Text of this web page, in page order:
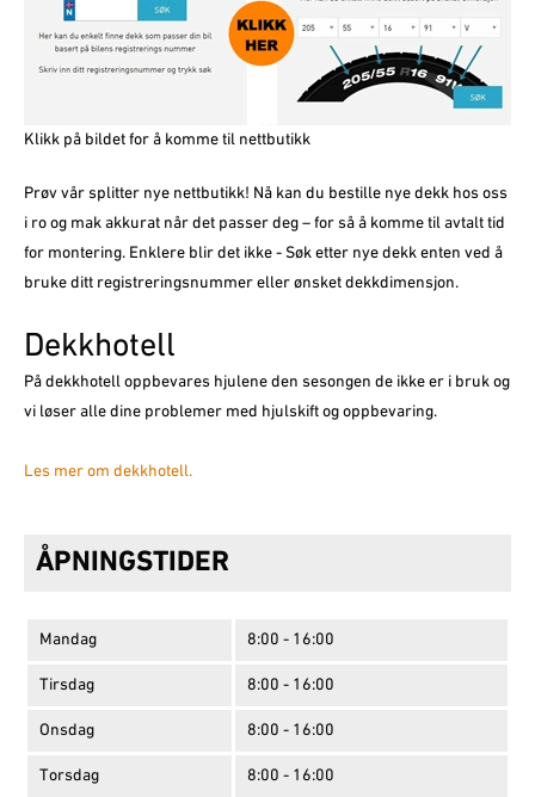
Klikk på bildet for å komme til nettbutikk
Prøv vår splitter nye nettbutikk! Nå kan du bestille nye dekk hos oss
i ro og mak akkurat når det passer deg – for så å komme til avtalt tid
for montering. Enklere blir det ikke - Søk etter nye dekk enten ved å
bruke ditt registreringsnummer eller ønsket dekkdimensjon.
Dekkhotell
På dekkhotell oppbevares hjulene den sesongen de ikke er i bruk og
vi løser alle dine problemer med hjulskift og oppbevaring.
Les mer om dekkhotell.
ÅPNINGSTIDER
Mandag 8:00 - 16:00
Tirsdag 8:00 - 16:00
Onsdag 8:00 - 16:00
Torsdag 8:00 - 16:00